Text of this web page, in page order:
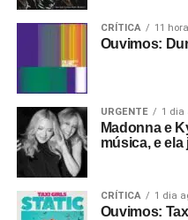
CRÍTICA 11
Ouvimos:
URGENTE 1 dia
Madonna e
música, e
CRÍTICA 1 dia
Ouvimos: